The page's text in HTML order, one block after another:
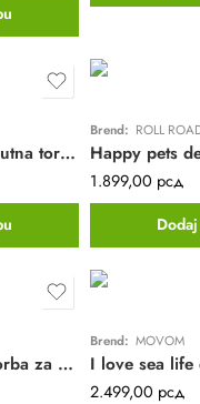
Happy pets dečija putna torba Roll Road | plava
Brend: ROLL
1.899,00 рсд
Happy pets putna torba za devojčice Roll Road | braon
Brend: MOVOM
2.499,00 рсд